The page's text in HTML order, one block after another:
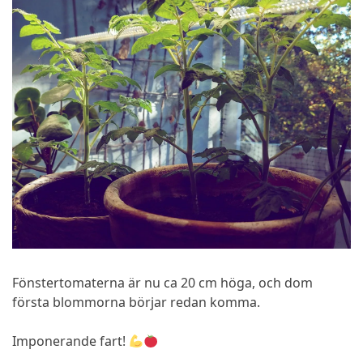
Fönstertomaterna är nu ca 20 cm höga, och dom
första blommorna börjar redan komma.
Imponerande fart!